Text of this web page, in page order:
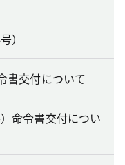
）
書交付について
命令書交付につい